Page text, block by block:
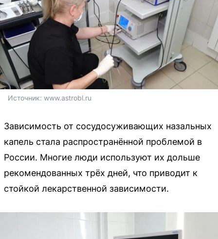
Источник: www.astrobl.ru
Зависимость от сосудосуживающих назальных
капель стала распространённой проблемой в
России. Многие люди используют их дольше
рекомендованных трёх дней, что приводит к
стойкой лекарственной зависимости.